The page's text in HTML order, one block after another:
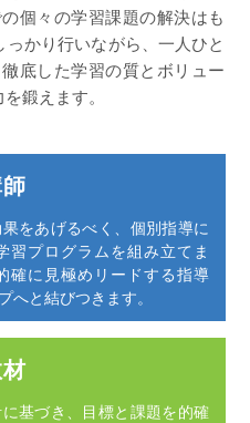
個々の学習課題の解決はも
かり行いながら、一人ひと
底した学習の質とボリュー
鍛えます。
をあげるべく、個別指導に
習プログラムを組み立てま
確に見極めリードする指導
へと結びつきます。
基づき、目標と課題を的確